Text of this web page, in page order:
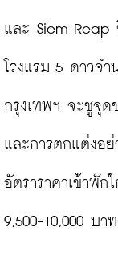
และ Siem Reap
โรงแรม 5 ดาวจ
กรุงเทพฯ จะชูจุด
และการตกแต่งอ
อัตราราคาเข้าพัก
9,500-10,000 บ